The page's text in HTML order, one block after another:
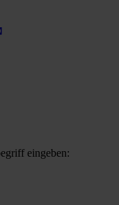
eingeben: